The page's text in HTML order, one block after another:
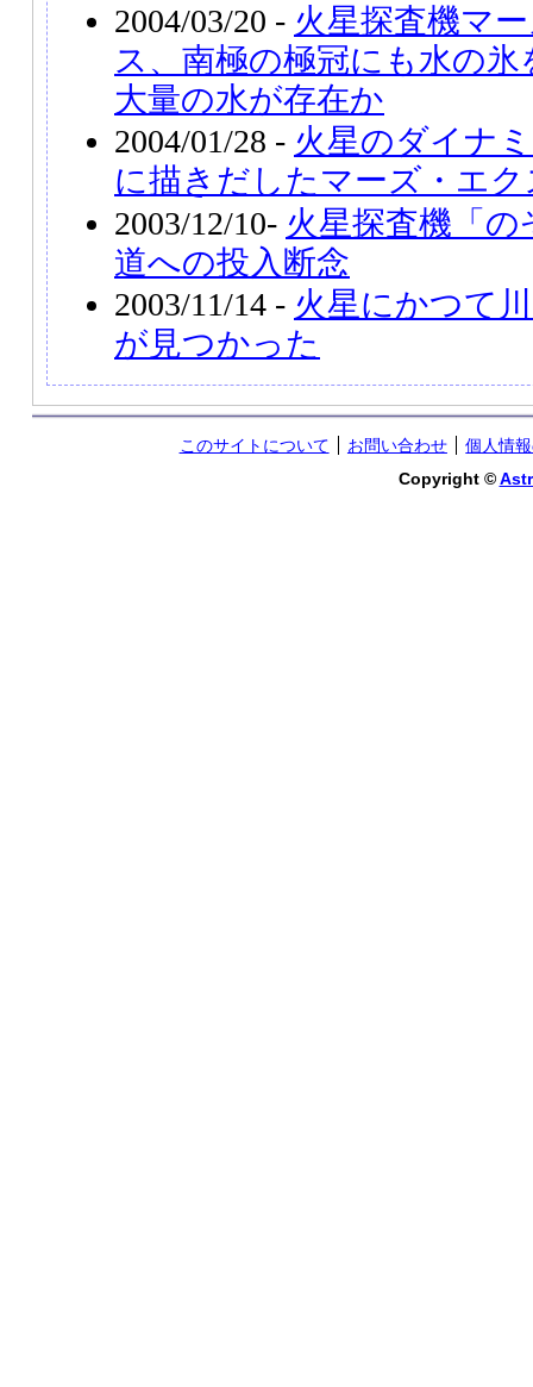
2004/03/20 - 火星探査機マ
ス、南極の極冠にも水の
大量の水が存在か
2004/01/28 - 火星のダイナ
に描きだしたマーズ・エ
2003/12/10- 火星探査機「
道への投入断念
2003/11/14 - 火星にかつて
が見つかった
このサイトについて お問い合わせ
個人情
Copyright ©